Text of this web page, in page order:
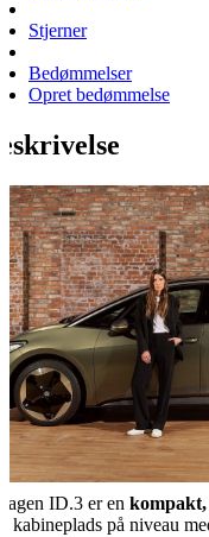
Stjerner
Bedømmelser
Opret bedømmelse
ID.3 er en
kabineplads på niveau